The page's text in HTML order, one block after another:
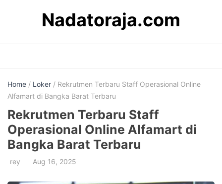
Nadatoraja.com
Home / Loker / Rekrutmen Terbaru Staff Operasional Online
Alfamart di Bangka Barat Terbaru
Rekrutmen Terbaru Staff
Operasional Online Alfamart di
Bangka Barat Terbaru
rey Aug 16, 2025